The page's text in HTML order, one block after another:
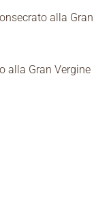
alla Gran
alla Gran Vergine